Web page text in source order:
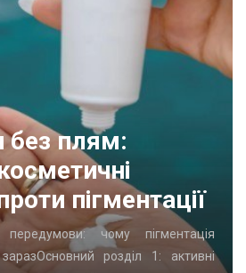
без плям:
пігментації
передумови: чому пігментація
розділ 1: активні